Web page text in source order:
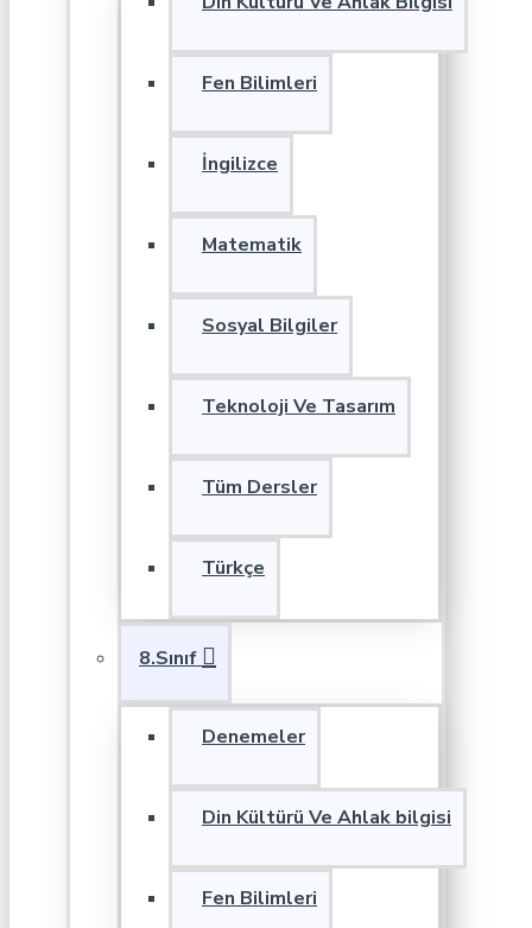
Fen Bilimleri
İngilizce
Matematik
Sosyal Bilgiler
Teknoloji Ve Tasarım
Tüm Dersler
Türkçe
8.Sınıf
Denemeler
Din Kültürü Ve Ahlak bilgisi
Fen Bilimleri